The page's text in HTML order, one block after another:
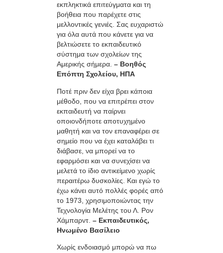
εκπληκτικά επιτεύγματα και τη
βοήθεια που παρέχετε στις
μελλοντικές γενιές. Σας ευχαριστώ
για όλα αυτά που κάνετε για να
βελτιώσετε το εκπαιδευτικό
σύστημα των σχολείων της
Αμερικής σήμερα. – Βοηθός
Επόπτη Σχολείου, ΗΠΑ
Ποτέ πριν δεν είχα βρει κάποια
μέθοδο, που να επιτρέπει στον
εκπαιδευτή να παίρνει
οποιονδήποτε αποτυχημένο
μαθητή και να τον επαναφέρει σε
σημείο που να έχει καταλάβει τι
διάβασε, να μπορεί να το
εφαρμόσει και να συνεχίσει να
μελετά το ίδιο αντικείμενο χωρίς
περαιτέρω δυσκολίες. Και εγώ το
έχω κάνει αυτό πολλές φορές από
το 1973, χρησιμοποιώντας την
Τεχνολογία Μελέτης του Λ. Ρον
Χάμπαρντ. – Εκπαιδευτικός,
Ηνωμένο Βασίλειο
Χωρίς ενδοιασμό μπορώ να πω